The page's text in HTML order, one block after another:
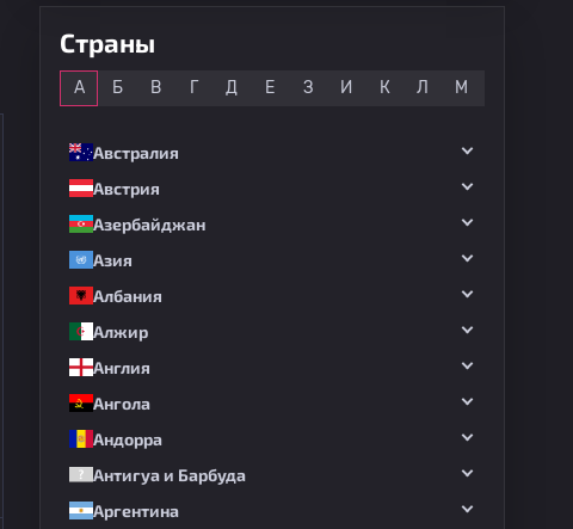
Страны
А Б В Г Д Е З И К Л М
Австралия
Австрия
Азербайджан
Азия
Албания
Алжир
Англия
Ангола
Андорра
Антигуа и Барбуда
Аргентина